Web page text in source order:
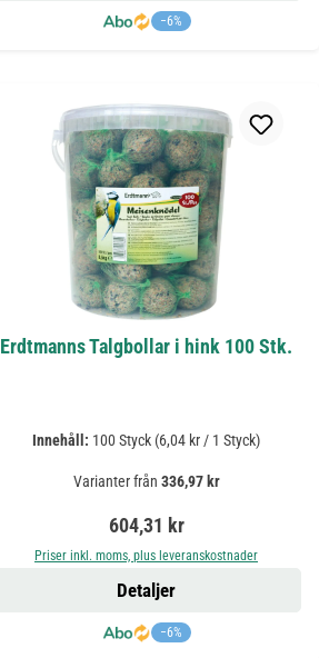
−6%
Erdtmanns Talgbollar i hink 100 Stk.
Innehåll: 100 Styck (6,04 kr / 1 Styck)
Varianter från 336,97 kr
Ordinarie pris:
604,31 kr
Priser inkl. moms, plus leveranskostnader
−6%
Detaljer